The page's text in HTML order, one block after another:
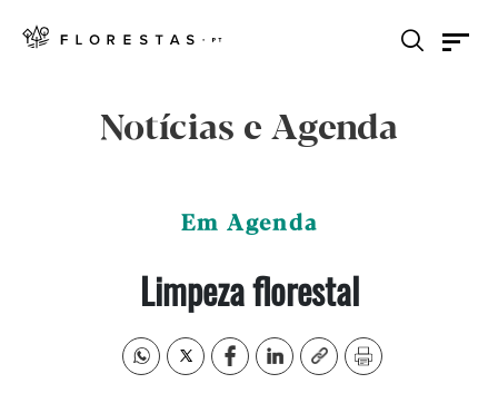
Notícias e Agenda
Em Agenda
Limpeza florestal